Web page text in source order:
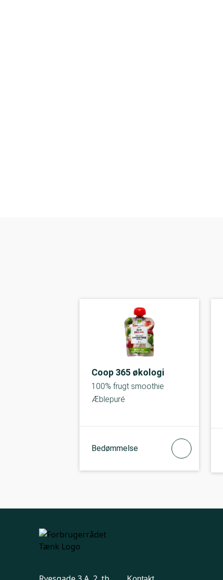
Coop 365 økologi
100% frugt smoothie
Æblepuré
Bedømmelse